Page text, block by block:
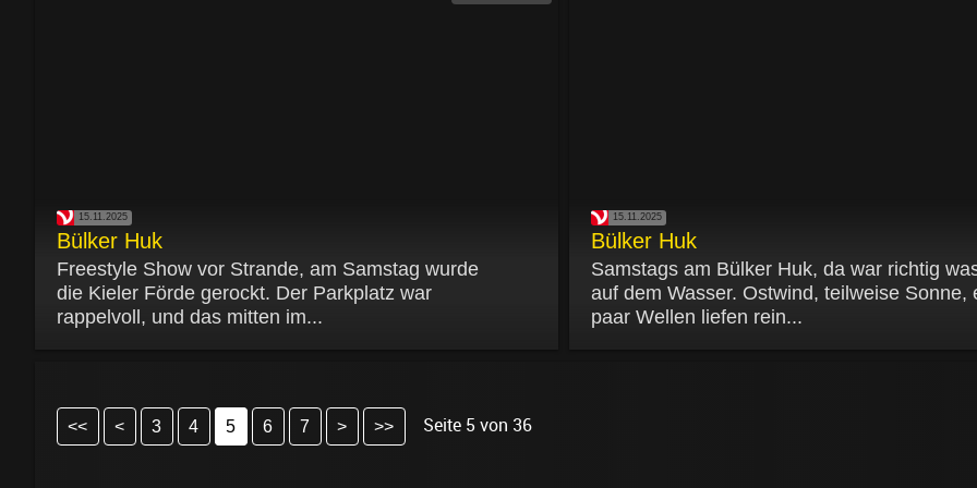
15.11.2025
Bülker Huk
Freestyle Show vor Strande, am Samstag wurde
die Kieler Förde gerockt. Der Parkplatz war
rappelvoll, und das mitten im...
15.11.2025
Bülker Huk
Samstags am Bülker Huk, da war richtig
auf dem Wasser. Ostwind, teilweise Sonne,
paar Wellen liefen rein...
<< < 3 4 5 6 7 > >> Seite 5 von 36